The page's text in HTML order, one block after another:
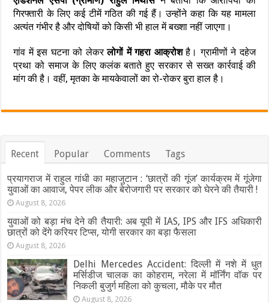
गिरफ्तारी के लिए कई टीमें गठित की गई हैं। उन्होंने कहा कि यह मामला
अत्यंत गंभीर है और दोषियों को किसी भी हाल में बख्शा नहीं जाएगा।
गांव में इस घटना को लेकरलोगों में गहरा आक्रोशहै। ग्रामीणों ने दहेज
प्रथा को समाज के लिए कलंक बताते हुए सरकार से सख्त कार्रवाई की
मांग की है। वहीं, मृतका के मायकेवालों का रो-रोकर बुरा हाल है।
Recent Popular Comments Tags
प्रयागराज में राहुल गांधी का महाजुटान : ‘छात्रों की गूंज’ कार्यक्रम में गूंजेगा
युवाओं का आवाज, पेपर लीक और बेरोजगारी पर सरकार को घेरने की तैयारी !
August 8, 2026
युवाओं को बड़ा मंच देने की तैयारी: अब यूपी में IAS, IPS और IFS अधिकारी
छात्रों को देंगे करियर टिप्स, योगी सरकार का बड़ा फैसला
August 8, 2026
Delhi Mercedes Accident: दिल्ली में नशे में धुत
मर्सिडीज चालक का कोहराम, नरेला में मॉर्निंग वॉक पर
निकली बुजुर्ग महिला को कुचला, मौके पर मौत
August 8, 2026